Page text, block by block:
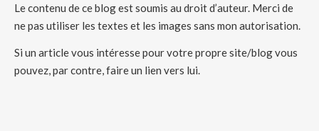
Le contenu de ce blog est soumis au droit d’auteur. Merci de
ne pas utiliser les textes et les images sans mon autorisation.
Si un article vous intéresse pour votre propre site/blog vous
pouvez, par contre, faire un lien vers lui.